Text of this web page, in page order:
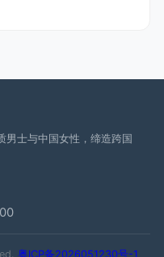
男士与中国女性，缔造跨国
粤ICP备2026051230号-1